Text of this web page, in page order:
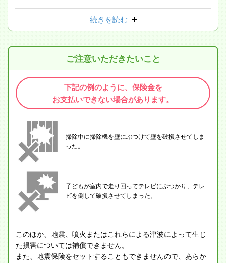
続きを読む
ご注意いただきたいこと
下記の例のように、保険金を
お支払いできない場合があります。
掃除中に掃除機を壁にぶつけて壁を破損させてしま
った。
子どもが室内で走り回ってテレビにぶつかり、テレ
ビを倒して破損させてしまった。
このほか、地震、噴火またはこれらによる津波によって生じ
た損害については補償できません。
また、地震保険をセットすることもできませんので、あらか